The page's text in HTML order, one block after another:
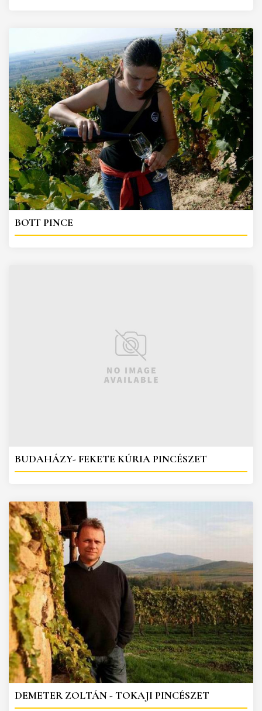
BOTT PINCE
BUDAHÁZY- FEKETE KÚRIA PINCÉSZET
DEMETER ZOLTÁN - TOKAJI PINCÉSZET